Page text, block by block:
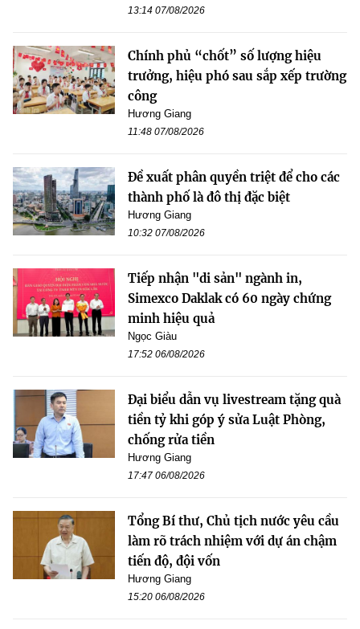
13:14 07/08/2026
Chính phủ “chốt” số lượng hiệu
trưởng, hiệu phó sau sắp xếp trường
công
Hương Giang
11:48 07/08/2026
Đề xuất phân quyền triệt để cho các
thành phố là đô thị đặc biệt
Hương Giang
10:32 07/08/2026
Tiếp nhận "di sản" ngành in,
Simexco Daklak có 60 ngày chứng
minh hiệu quả
Ngọc Giàu
17:52 06/08/2026
Đại biểu dẫn vụ livestream tặng quà
tiền tỷ khi góp ý sửa Luật Phòng,
chống rửa tiền
Hương Giang
17:47 06/08/2026
Tổng Bí thư, Chủ tịch nước yêu cầu
làm rõ trách nhiệm với dự án chậm
tiến độ, đội vốn
Hương Giang
15:20 06/08/2026